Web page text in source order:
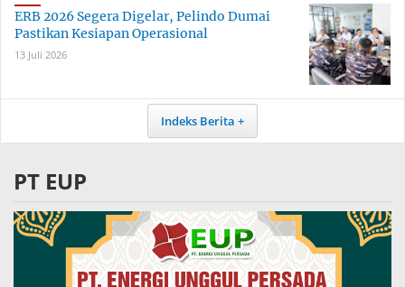
ERB 2026 Segera Digelar, Pelindo Dumai
Pastikan Kesiapan Operasional
13 Juli 2026
Indeks Berita
PT EUP